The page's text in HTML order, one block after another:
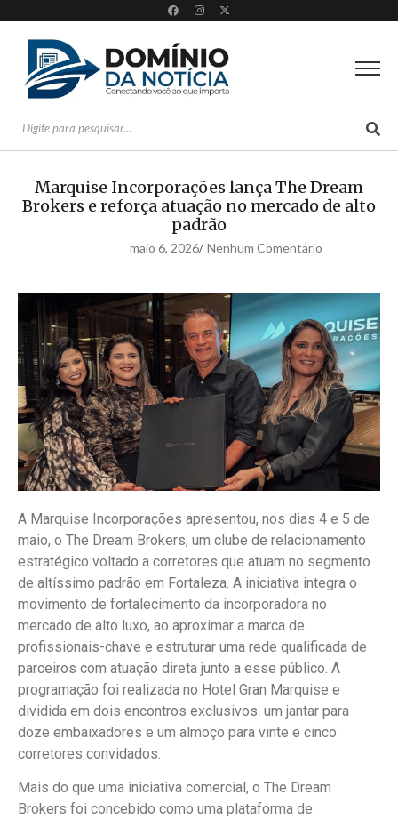
Marquise Incorporações lança The Dream
Brokers e reforça atuação no mercado de alto
padrão
maio 6, 2026/ Nenhum Comentário
A Marquise Incorporações apresentou, nos dias 4 e 5 de
maio, o The Dream Brokers, um clube de relacionamento
estratégico voltado a corretores que atuam no segmento
de altíssimo padrão em Fortaleza. A iniciativa integra o
movimento de fortalecimento da incorporadora no
mercado de alto luxo, ao aproximar a marca de
profissionais-chave e estruturar uma rede qualificada de
parceiros com atuação direta junto a esse público. A
programação foi realizada no Hotel Gran Marquise e
dividida em dois encontros exclusivos: um jantar para
doze embaixadores e um almoço para vinte e cinco
corretores convidados.
Mais do que uma iniciativa comercial, o The Dream
Brokers foi concebido como uma plataforma de